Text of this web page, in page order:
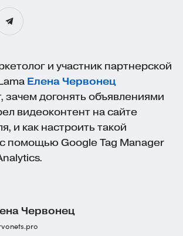
и участник партнерской
Елена Червонец
зачем догонять объявлениями
видеоконтент на сайте
и как настроить такой
помощью Google Tag Manager
Червонец